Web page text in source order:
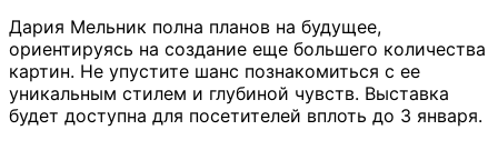
Дария Мельник полна планов на будущее,
ориентируясь на создание еще большего количества
картин. Не упустите шанс познакомиться с ее
уникальным стилем и глубиной чувств. Выставка
будет доступна для посетителей вплоть до 3 января.